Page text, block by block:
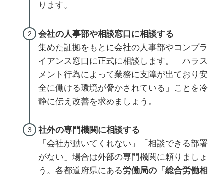
ります。
会社の人事部や相談窓口に相談する
集めた証拠をもとに会社の人事部やコンプラ
イアンス窓口に正式に相談します。「ハラス
メント行為によって業務に支障が出ており安
全に働ける環境が脅かされている」ことを冷
静に伝え改善を求めましょう。
社外の専門機関に相談する
「会社が動いてくれない」「相談できる部署
がない」場合は外部の専門機関に頼りましょ
う。各都道府県にある労働局の「総合労働相